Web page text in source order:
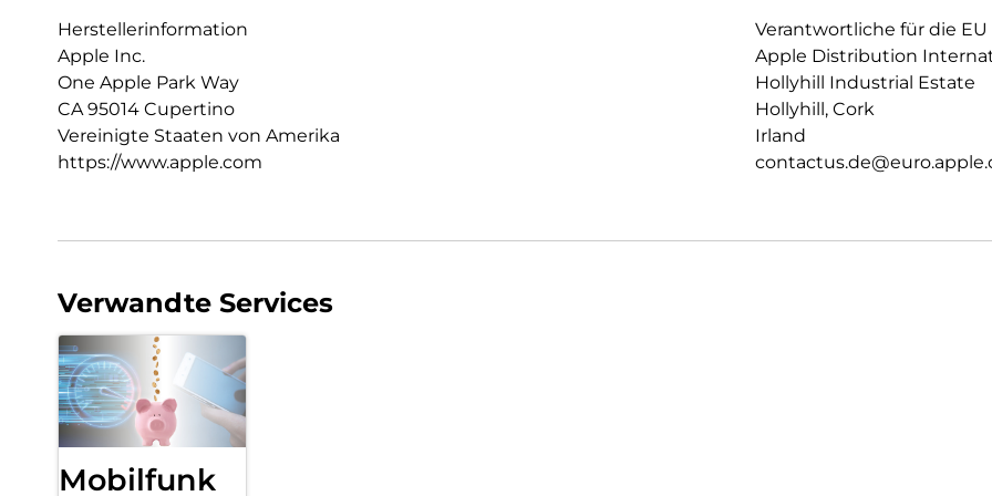
DIE ACTIONTASTE – Der
gedrückt, um die
Taschenlampe, ein
PASS DEIN IPHONE AN – Mit
einem beliebigen Farbton
Fotos App schneller finden.
Sätzen oder Emojis
Herstellerinformation
Apple Inc.
One Apple Park Way
CA 95014 Cupertino
Vereinigte Staaten von Amerika
https://www.apple.com
Verantwortliche für die EU
Apple Distribution
Hollyhill Industrial Estate
Hollyhill, Cork
Irland
Verwandte Services
Mobilfunk